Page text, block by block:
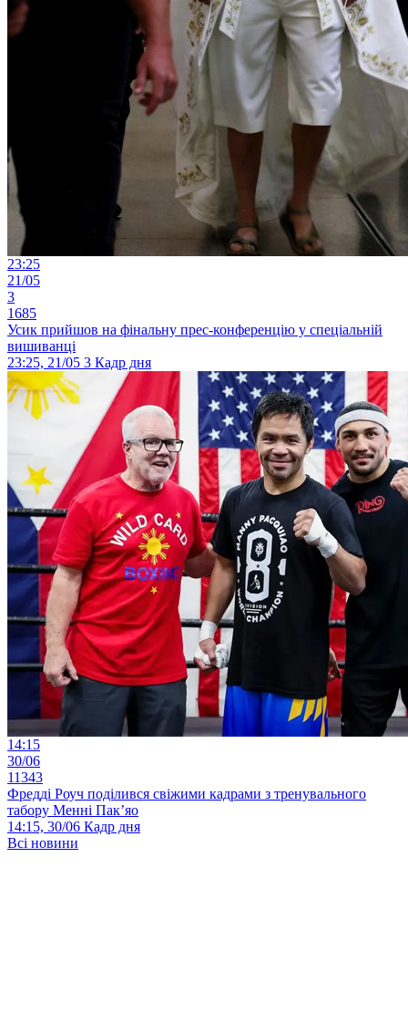
23:25
21/05
3
1685
Усик прийшов на фінальну прес-конференцію у спеціальній
вишиванці
23:25, 21/05 3 Кадр дня
14:15
30/06
11343
Фредді Роуч поділився свіжими кадрами з тренувального
табору Менні Пак’яо
14:15, 30/06 Кадр дня
Всі новини